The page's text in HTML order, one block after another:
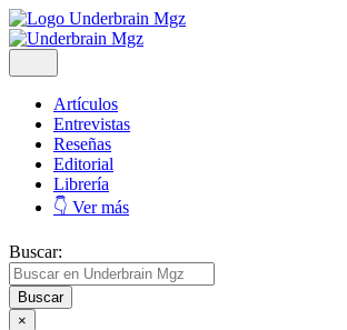
Artículos
Entrevistas
Reseñas
Editorial
Librería
👇 Ver más
Buscar:
×